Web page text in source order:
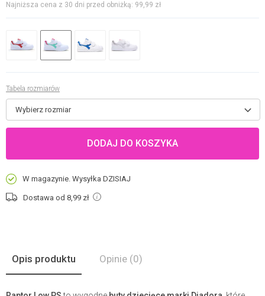
Najniższa cena z 30 dni przed obniżką: 99,99 zł
Tabela rozmiarów
Wybierz rozmiar
DODAJ DO KOSZYKA
W magazynie. Wysyłka DZISIAJ
Dostawa od 8,99 zł
Opis produktu Opinie (0)